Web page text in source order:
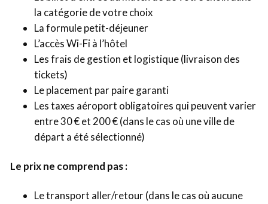
la catégorie de votre choix
La formule petit-déjeuner
L’accès Wi-Fi à l’hôtel
Les frais de gestion et logistique (livraison des
tickets)
Le placement par paire garanti
Les taxes aéroport obligatoires qui peuvent varier
entre 30 € et 200 € (dans le cas où une ville de
départ a été sélectionné)
Le prix ne comprend pas :
Le transport aller/retour (dans le cas où aucune